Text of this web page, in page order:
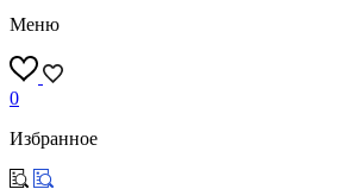
Меню
0
Избранное